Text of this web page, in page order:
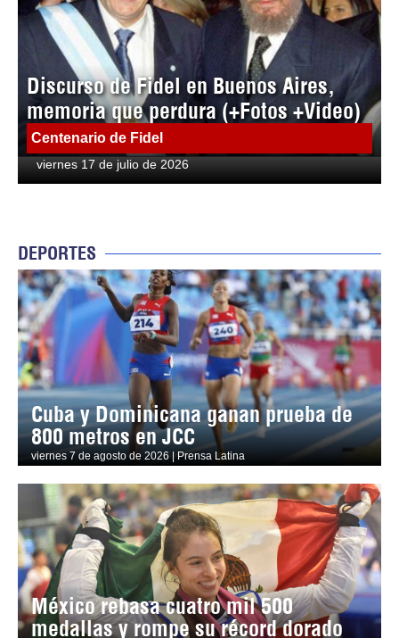
Discurso de Fidel en Buenos Aires,
memoria que perdura (+Fotos +Video)
Centenario de Fidel
viernes 17 de julio de 2026
DEPORTES
Cuba y Dominicana ganan prueba de
800 metros en JCC
viernes 7 de agosto de 2026 | Prensa Latina
México rebasa cuatro mil 500
medallas y rompe su récord dorado